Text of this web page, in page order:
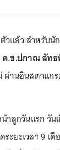
แล้ว สำหรับนั
ด.ช.ปภาณ ลั
านอินสตาแก
ลูกวันแรก วัน
ะยะเวลา 9 เ